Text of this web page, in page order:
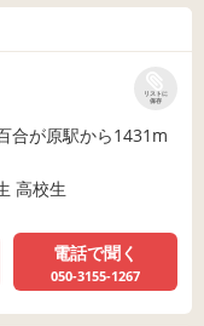
リストに
保存
合が原駅から1431m
高校生
電話で聞く
050-3155-1267